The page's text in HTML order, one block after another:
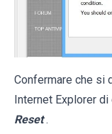
Confermare che si
Internet Explorer
Reset .